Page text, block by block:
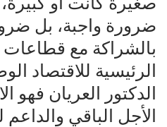
ضرورة واجبة، بل
بالشراكة مع قطاعات
الرئيسية للاقتصاد
الدكتور العريان فهو
الأجل الباقي